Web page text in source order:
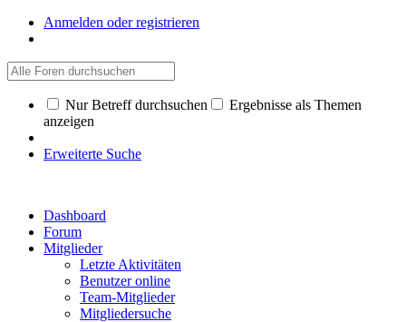
Anmelden oder registrieren
Nur Betreff durchsuchen
Ergebnisse als Themen
anzeigen
Erweiterte Suche
Dashboard
Forum
Mitglieder
Letzte Aktivitäten
Benutzer online
Team-Mitglieder
Mitgliedersuche